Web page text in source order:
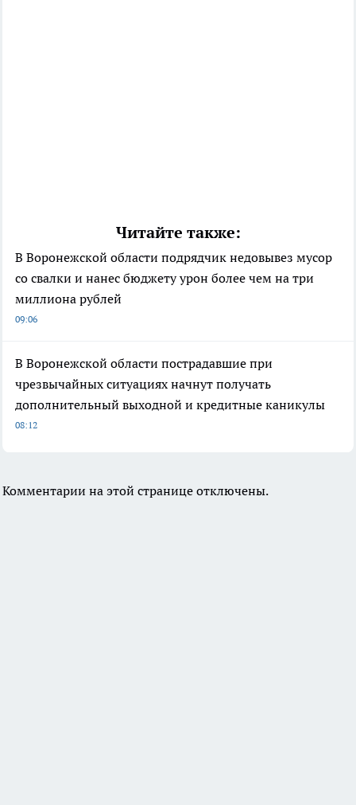
Читайте также:
В Воронежской области подрядчик недовывез мусор
со свалки и нанес бюджету урон более чем на три
миллиона рублей
09:06
В Воронежской области пострадавшие при
чрезвычайных ситуациях начнут получать
дополнительный выходной и кредитные каникулы
08:12
Комментарии на этой странице отключены.